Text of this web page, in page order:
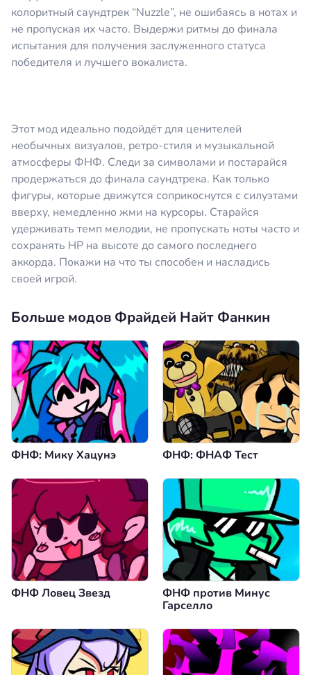
колоритный саундтрек “Nuzzle”, не ошибаясь в нотах и
не пропуская их часто. Выдержи ритмы до финала
испытания для получения заслуженного статуса
победителя и лучшего вокалиста.
Этот мод идеально подойдёт для ценителей
необычных визуалов, ретро-стиля и музыкальной
атмосферы ФНФ. Следи за символами и постарайся
продержаться до финала саундтрека. Как только
фигуры, которые движутся соприкоснутся с силуэтами
вверху, немедленно жми на курсоры. Старайся
удерживать темп мелодии, не пропускать ноты часто и
сохранять HP на высоте до самого последнего
аккорда. Покажи на что ты способен и насладись
своей игрой.
Больше модов Фрайдей Найт Фанкин
ФНФ: Мику Хацунэ ФНФ: ФНАФ Тест
ФНФ Ловец Звезд
ФНФ против Минус
Гарселло